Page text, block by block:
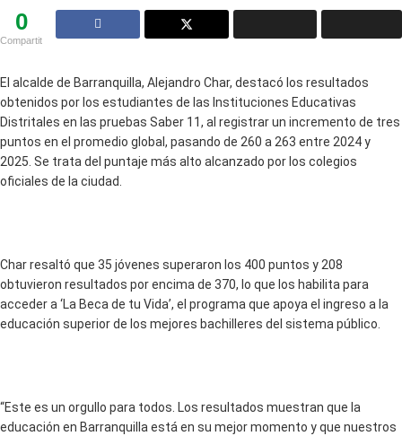
0
Compartit
El alcalde de Barranquilla, Alejandro Char, destacó los resultados
obtenidos por los estudiantes de las Instituciones Educativas
Distritales en las pruebas Saber 11, al registrar un incremento de tres
puntos en el promedio global, pasando de 260 a 263 entre 2024 y
2025. Se trata del puntaje más alto alcanzado por los colegios
oficiales de la ciudad.
Char resaltó que 35 jóvenes superaron los 400 puntos y 208
obtuvieron resultados por encima de 370, lo que los habilita para
acceder a ‘La Beca de tu Vida’, el programa que apoya el ingreso a la
educación superior de los mejores bachilleres del sistema público.
“Este es un orgullo para todos. Los resultados muestran que la
educación en Barranquilla está en su mejor momento y que nuestros